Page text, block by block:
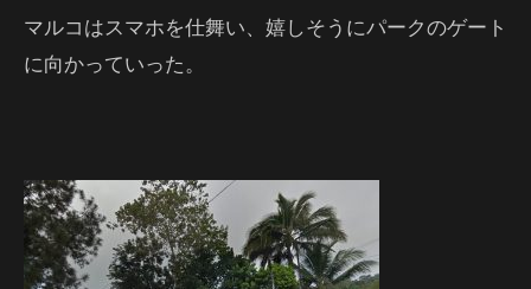
マルコはスマホを仕舞い、嬉しそうにパークのゲート
に向かっていった。